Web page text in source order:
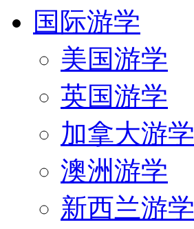
国际游学
美国游学
英国游学
加拿大游学
澳洲游学
新西兰游学